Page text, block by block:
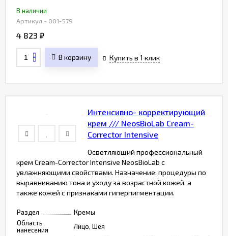
В наличии
Артикул - 001-579
4 823 ₽
В корзину Купить в 1 клик
Интенсивно- корректирующий
крем /// NeosBioLab Cream-
Corrector Intensive
Осветляющий профессиональный
крем Cream-Corrector Intensive NeosBioLab ​с
увлажняющими свойствами. Назначение: процедуры по
выравниванию тона и уходу за возрастной кожей, а
также кожей с признаками гиперпигментации. ​
Раздел
Кремы
Область
нанесения
Лицо, Шея